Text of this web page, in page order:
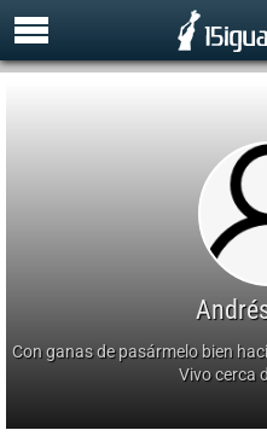
Con ganas de pasármelo bien
Vivo cerca